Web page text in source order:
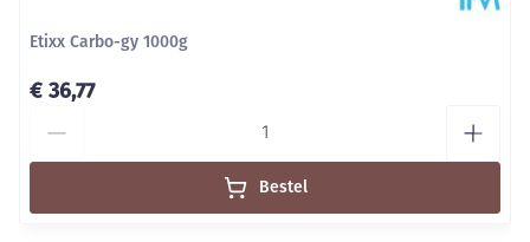
Etixx Carbo-gy 1000g
€ 36,77
Bestel